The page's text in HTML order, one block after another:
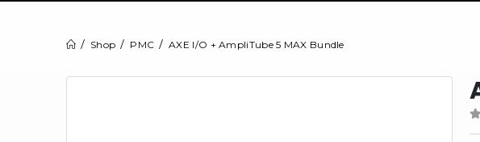
Shop PMC AXE I/O + AmpliTube 5 MAX Bundle